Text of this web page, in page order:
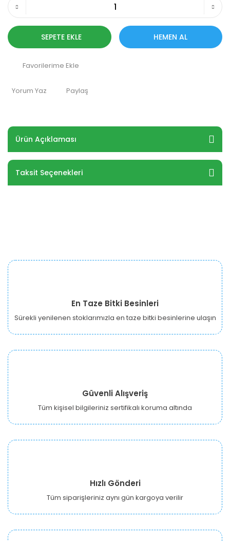
SEPETE EKLE HEMEN AL
Yorum Yaz Paylaş
Ürün Açıklaması
Taksit Seçenekleri
En Taze Bitki Besinleri
Sürekli yenilenen stoklarımızla en taze bitki besinlerine ulaşın
Güvenli Alışveriş
Tüm kişisel bilgileriniz sertifikalı koruma altında
Hızlı Gönderi
Tüm siparişleriniz aynı gün kargoya verilir